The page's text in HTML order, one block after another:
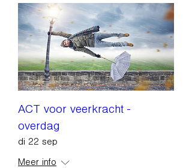
ACT voor veerkracht -
overdag
di 22 sep
Meer info